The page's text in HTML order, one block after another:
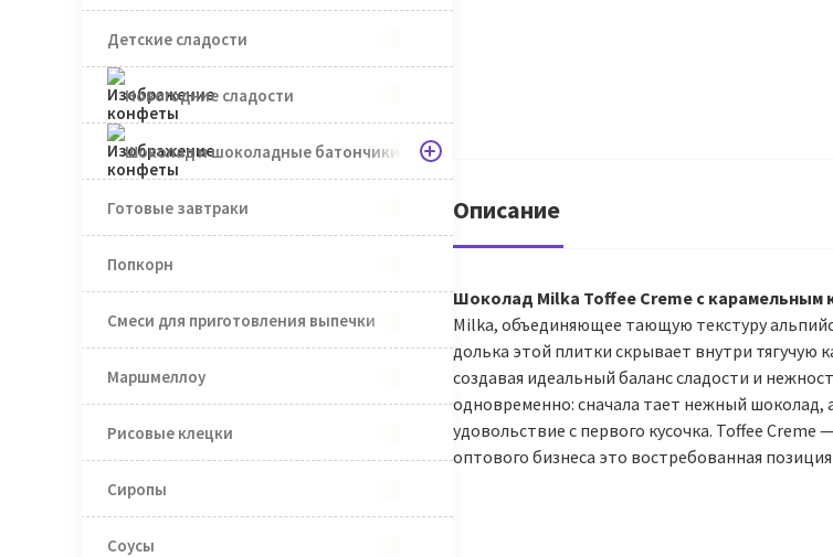
Детские сладости
Новогодние сладости
Шоколад и шоколадные батончики
Готовые завтраки
Попкорн
Смеси для приготовления выпечки
Маршмеллоу
Рисовые клецки
Сиропы
Соусы
Описание
Шоколад Milka Toffee Creme с карамельным
Milka, объединяющее тающую текстуру
долька этой плитки скрывает внутри
создавая идеальный баланс сладости и
одновременно: сначала тает нежный шоколад,
удовольствие с первого кусочка. Toffee
оптового бизнеса это востребованная